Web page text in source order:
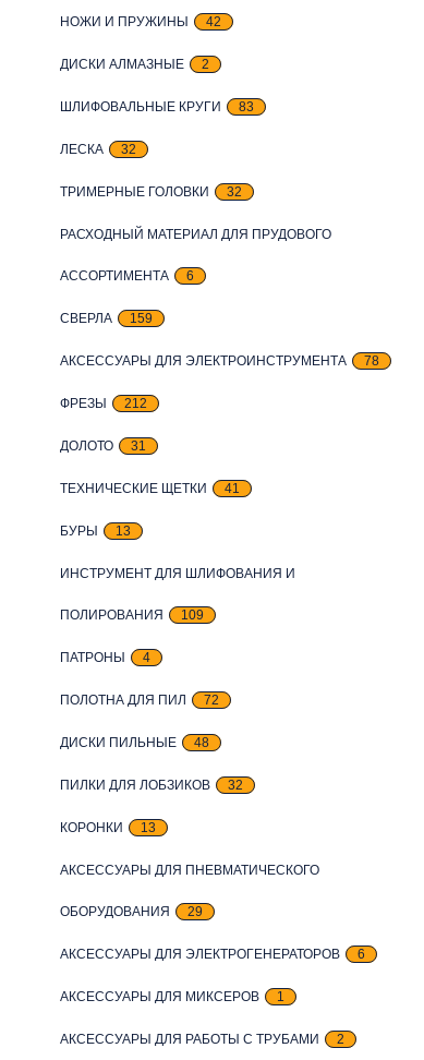
НОЖИ И ПРУЖИНЫ 42
ДИСКИ АЛМАЗНЫЕ 2
ШЛИФОВАЛЬНЫЕ КРУГИ 83
ЛЕСКА 32
ТРИМЕРНЫЕ ГОЛОВКИ 32
РАСХОДНЫЙ МАТЕРИАЛ ДЛЯ ПРУДОВОГО
АССОРТИМЕНТА 6
СВЕРЛА 159
АКСЕССУАРЫ ДЛЯ ЭЛЕКТРОИНСТРУМЕНТА 78
ФРЕЗЫ 212
ДОЛОТО 31
ТЕХНИЧЕСКИЕ ЩЕТКИ 41
БУРЫ 13
ИНСТРУМЕНТ ДЛЯ ШЛИФОВАНИЯ И
ПОЛИРОВАНИЯ 109
ПАТРОНЫ 4
ПОЛОТНА ДЛЯ ПИЛ 72
ДИСКИ ПИЛЬНЫЕ 48
ПИЛКИ ДЛЯ ЛОБЗИКОВ 32
КОРОНКИ 13
АКСЕССУАРЫ ДЛЯ ПНЕВМАТИЧЕСКОГО
ОБОРУДОВАНИЯ 29
АКСЕССУАРЫ ДЛЯ ЭЛЕКТРОГЕНЕРАТОРОВ 6
АКСЕССУАРЫ ДЛЯ МИКСЕРОВ 1
АКСЕССУАРЫ ДЛЯ РАБОТЫ С ТРУБАМИ 2